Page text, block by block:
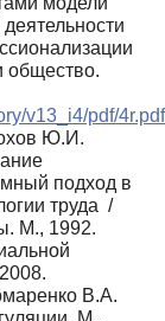
общество.
v13_i4/pdf/4r.pdf
Ю.И.
подход в
труда /
М., 1992.
В.А.